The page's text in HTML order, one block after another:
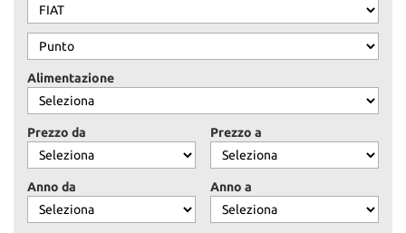
AREA COMMERCIANTI
Alimentazione
Prezzo da Prezzo a
Anno da Anno a